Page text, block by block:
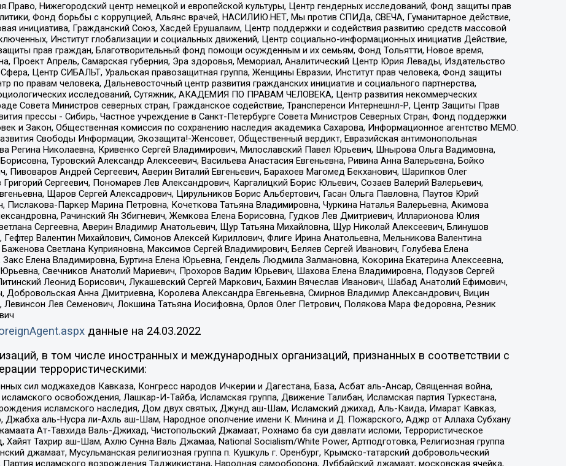
Нижегородский центр немецкой и европейской культуры, Центр гендерных исследований, Фонд защиты прав
Фонд борьбы с коррупцией, Альянс врачей, НАСИЛИЮ.НЕТ, Мы против СПИДа, СВЕЧА, Гуманитарное действие,
инициатива, Гражданский Союз, Хасдей Ерушалаим, Центр поддержки и содействия развитию средств массовой
Институт глобализации и социальных движений, Центр социально-информационных инициатив Действие,
прав граждан, Благотворительный фонд помощи осужденным и их семьям, Фонд Тольятти, Новое время,
Проект Апрель, Самарская губерния, Эра здоровья, Мемориал, Аналитический Центр Юрия Левады, Издательство
Центр СИБАЛЬТ, Уральская правозащитная группа, Женщины Евразии, Институт прав человека, Фонд защиты
по правам человека, Дальневосточный центр развития гражданских инициатив и социального партнерства,
исследований, Сутяжник, АКАДЕМИЯ ПО ПРАВАМ ЧЕЛОВЕКА, Центр развития некоммерческих
Совета Министров северных стран, Гражданское содействие, Трансперенси Интернешнл-Р, Центр Защиты Прав
прессы - Сибирь, Частное учреждение в Санкт-Петербурге Совета Министров Северных Стран, Фонд поддержки
и Закон, Общественная комиссия по сохранению наследия академика Сахарова, Информационное агентство МЕМО.
Свободы Информации, Экозащита!-Женсовет, Общественный вердикт, Евразийская антимонопольная
Регина Николаевна, Кривенко Сергей Владимирович, Милославский Павел Юрьевич, Шнырова Ольга Вадимовна,
Туровский Александр Алексеевич, Васильева Анастасия Евгеньевна, Ривина Анна Валерьевна, Бойко
Пивоваров Андрей Сергеевич, Аверин Виталий Евгеньевич, Барахоев Магомед Бекханович, Шарипков Олег
Сергеевич, Пономарев Лев Александрович, Каргалицкий Борис Юльевич, Созаев Валерий Валерьевич,
Щаров Сергей Алексадрович, Цирульников Борис Альбертович, Гасан Ольга Павловна, Паутов Юрий
Пислакова-Паркер Марина Петровна, Кочеткова Татьяна Владимировна, Чуркина Наталья Валерьевна, Акимова
Рачинский Ян Збигневич, Жемкова Елена Борисовна, Гудков Лев Дмитриевич, Илларионова Юлия
Сергеевна, Аверин Владимир Анатольевич, Щур Татьяна Михайловна, Щур Николай Алексеевич, Блинушов
Валентин Михайлович, Симонов Алексей Кириллович, Флиге Ирина Анатольевна, Мельникова Валентина
Светлана Куприяновна, Максимов Сергей Владимирович, Беляев Сергей Иванович, Голубева Елена
Елена Владимировна, Буртина Елена Юрьевна, Гендель Людмила Залмановна, Кокорина Екатерина Алексеевна,
Свечников Анатолий Мариевич, Прохоров Вадим Юрьевич, Шахова Елена Владимировна, Подузов Сергей
Леонид Борисович, Лукашевский Сергей Маркович, Бахмин Вячеслав Иванович, Шабад Анатолий Ефимович,
Добровольская Анна Дмитриевна, Королева Александра Евгеньевна, Смирнов Владимир Александрович, Вицин
Левинсон Лев Семенович, Локшина Татьяна Иосифовна, Орлов Олег Петрович, Полякова Мара Федоровна, Резник
данные на 24.03.2022
в том числе иностранных и международных организаций, признанных в соответствии с
террористическими:
сил моджахедов Кавказа, Конгресс народов Ичкерии и Дагестана, База, Асбат аль-Ансар, Священная война,
освобождения, Лашкар-И-Тайба, Исламская группа, Движение Талибан, Исламская партия Туркестана,
исламского наследия, Дом двух святых, Джунд аш-Шам, Исламский джихад, Аль-Каида, Имарат Кавказ,
Джабха аль-Нусра ли-Ахль аш-Шам, Народное ополчение имени К. Минина и Д. Пожарского, Аджр от Аллаха Субхану
Ат-Тавхида Валь-Джихад, Чистопольский Джамаат, Рохнамо ба суи давлати исломи, Террористическое
Тахрир аш-Шам, Ахлю Сунна Валь Джамаа, National Socialism/White Power, Артподготовка, Религиозная группа
джамаат, Мусульманская религиозная группа п. Кушкуль г. Оренбург, Крымско-татарский добровольческий
исламского возрождения Таджикистана, Народная самооборона, Дуббайский джамаат, московская ячейка,